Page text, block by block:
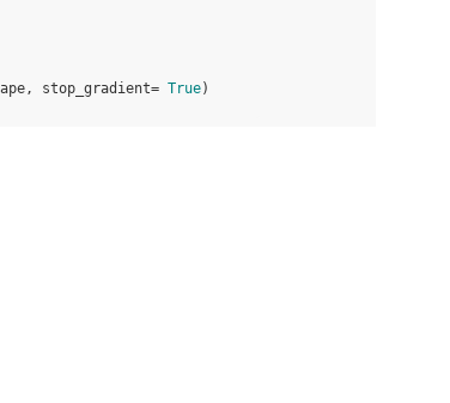
, stop_gradient= True)